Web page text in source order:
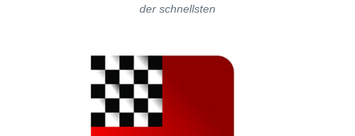
der schnellsten